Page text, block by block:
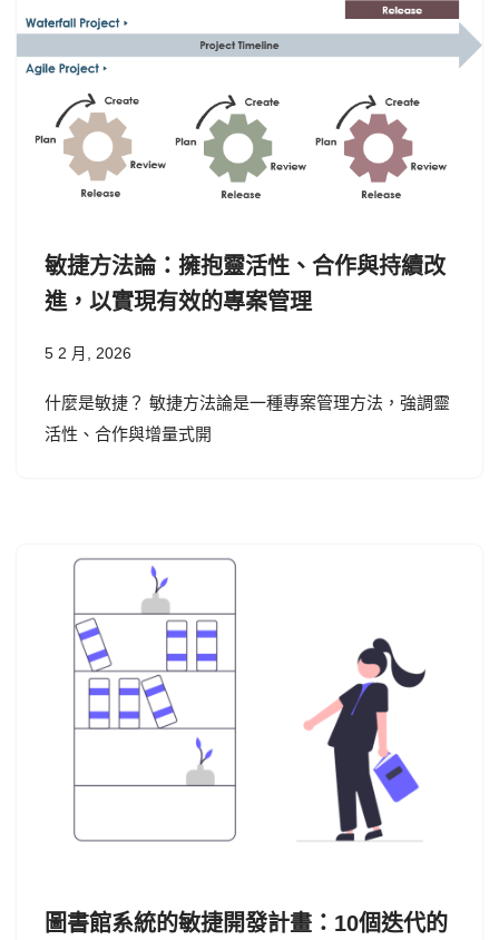
敏捷方法論：擁抱靈活性、合作與持續改
進，以實現有效的專案管理
5 2 月, 2026
什麼是敏捷？ 敏捷方法論是一種專案管理方法，強調靈
活性、合作與增量式開
圖書館系統的敏捷開發計畫：10個迭代的